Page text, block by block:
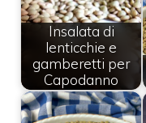
Insalata di
lenticchie e
gamberetti per
Capodanno